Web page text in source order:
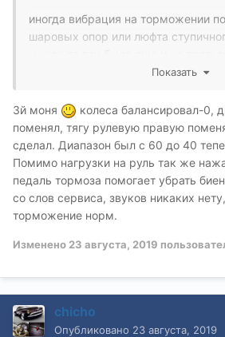
иногда вибрация на торможении
шаровых опор или люфта
Показать
3й моня
колеса балансировал-0,
поменял, тягу рулевую правую
сделал. Диапазон был с 60 до 40
Помимо нагрузки на руль так же
педаль тормоза помогает убрать
со слов сервиса, звуков никаких
торможение норм.
Изменено 23 августа, 2019
chicho
Опубликовано 23 августа, 2019